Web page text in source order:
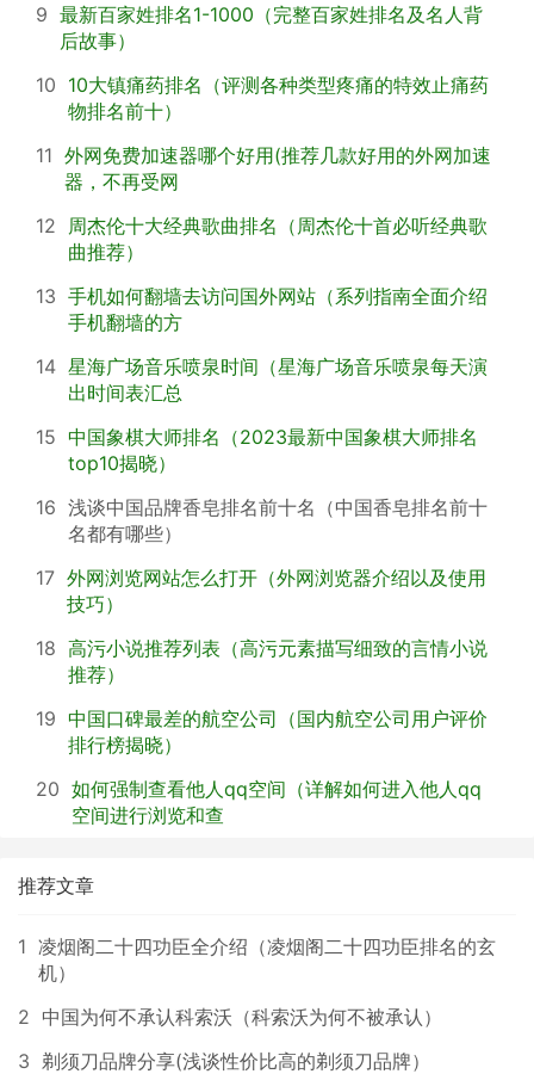
9 最新百家姓排名1-1000（完整百家姓排名及名人背
后故事）
10 10大镇痛药排名（评测各种类型疼痛的特效止痛药
物排名前十）
11 外网免费加速器哪个好用(推荐几款好用的外网加速
器，不再受网
12
周杰伦十大经典歌曲排名（周杰伦十首必听经典歌
曲推荐）
13 手机如何翻墙去访问国外网站（系列指南全面介绍
手机翻墙的方
14 星海广场音乐喷泉时间（星海广场音乐喷泉每天演
出时间表汇总
15 中国象棋大师排名（2023最新中国象棋大师排名
top10揭晓）
16 浅谈中国品牌香皂排名前十名（中国香皂排名前十
名都有哪些）
17 外网浏览网站怎么打开（外网浏览器介绍以及使用
技巧）
18 高污小说推荐列表（高污元素描写细致的言情小说
推荐）
19 中国口碑最差的航空公司（国内航空公司用户评价
排行榜揭晓）
20 如何强制查看他人qq空间（详解如何进入他人qq
空间进行浏览和查
推荐文章
1 凌烟阁二十四功臣全介绍（凌烟阁二十四功臣排名的玄
机）
2 中国为何不承认科索沃（科索沃为何不被承认）
3 剃须刀品牌分享(浅谈性价比高的剃须刀品牌）